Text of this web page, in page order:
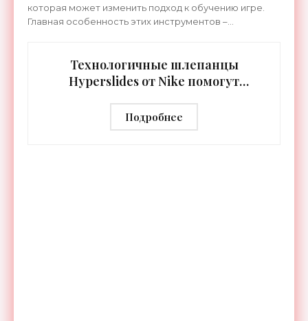
которая может изменить подход к обучению игре.
Главная особенность этих инструментов –
Технологичные шлепанцы
Hyperslides от Nike помогут
тренировки - «Гаджеты»
Подробнее